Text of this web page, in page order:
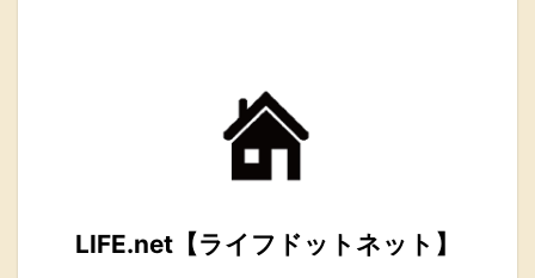
LIFE.net【ライフドットネット】